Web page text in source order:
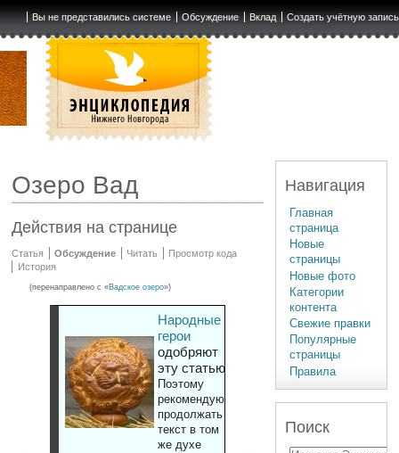
Вы не представились системе Обсуждение Вклад Создать учётную запись
Озеро Вад
Действия на странице
Статья Обсуждение Читать
Просмотр кода
История
(перенаправлено с «Вадское озеро»)
Народные
герои
одобряют
эту статью
Поэтому
рекомендуют
продолжать
текст в том
же духе
Навигация
Главная
страница
Новые
страницы
Новые фото
Категории
контента
Свежие правки
Популярные
страницы
Правила
Поиск